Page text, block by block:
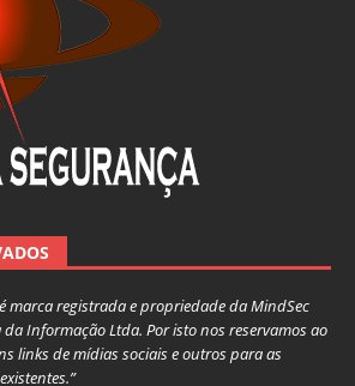
marca registrada e propriedade da MindSec
da Informação Ltda. Por isto nos reservamos ao
links de mídias sociais e outros para as